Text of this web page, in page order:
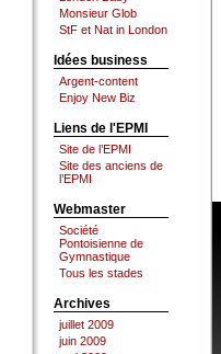
Monsieur Glob
StF et Nat in London
Idées business
Argent-content
Enjoy New Biz
Liens de l'EPMI
Site de l’EPMI
Site des anciens de
l’EPMI
Webmaster
Société
Pontoisienne de
Gymnastique
Tous les stades
Archives
juillet 2009
juin 2009